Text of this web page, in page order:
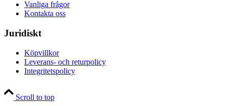
Vanliga frågor
Kontakta oss
Juridiskt
Köpvillkor
Leverans- och returpolicy
Integritetspolicy
Scroll to top